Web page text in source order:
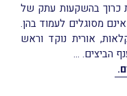
כרוך בהשקעות עתק של
מסוגלים לעמוד בהן.
אורית נוקד וראש
הביצים. …